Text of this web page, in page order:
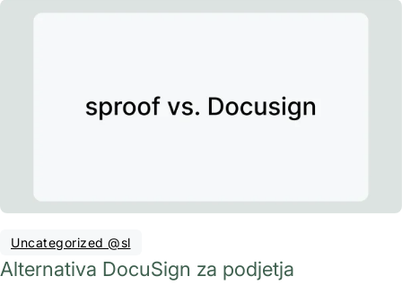
Uncategorized @sl
Alternativa DocuSign za podjetja